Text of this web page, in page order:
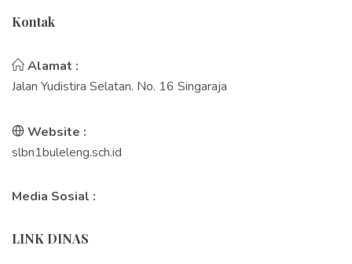
Kontak
Alamat :
Jalan Yudistira Selatan. No. 16 Singaraja
Website :
slbn1buleleng.sch.id
Media Sosial :
LINK DINAS